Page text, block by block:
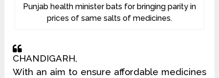
Punjab health minister bats for bringing parity in
prices of same salts of medicines.
CHANDIGARH,
With an aim to ensure affordable medicines